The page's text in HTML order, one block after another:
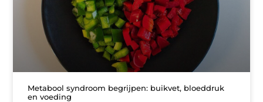
Metabool syndroom begrijpen: buikvet, bloeddruk
en voeding